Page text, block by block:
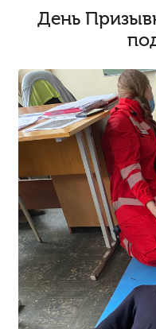
Главная
Профессионалитет
Опрос по качеству
Новости
Наблюдательный
Информация
Независимая оценка
Профориентация
Обращения онлайн
Контакты
Региональный центр
Учебно-
Центр карьеры
День